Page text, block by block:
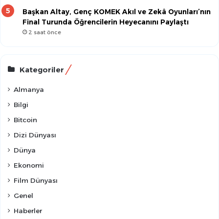
Başkan Altay, Genç KOMEK Akıl ve Zekâ Oyunları’nın
Final Turunda Öğrencilerin Heyecanını Paylaştı
2 saat önce
Kategoriler
Almanya
Bilgi
Bitcoin
Dizi Dünyası
Dünya
Ekonomi
Film Dünyası
Genel
Haberler